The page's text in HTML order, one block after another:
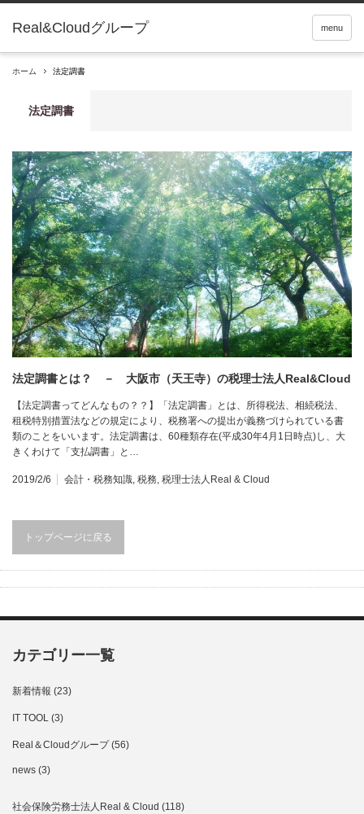
Real&Cloudグループ menu
ホーム 法定調書
法定調書
法定調書とは？ － 大阪市（天王寺）の税理士法人Real&Cloud
【法定調書ってどんなもの？？】「法定調書」とは、所得税法、相続税法、
租税特別措置法などの規定により、税務署への提出が義務づけられている書
類のことをいいます。法定調書は、60種類存在(平成30年4月1日時点)し、大
きくわけて「支払調書」と…
2019/2/6 会計・税務知識, 税務, 税理士法人Real & Cloud
トップページに戻る
カテゴリー一覧
新着情報 (23)
IT TOOL (3)
Real＆Cloudグループ(56)
news (3)
社会保険労務士法人Real & Cloud (118)